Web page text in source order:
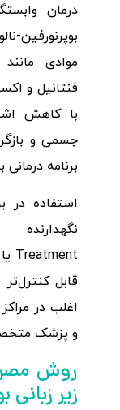
درمان
موادی
فنتانیل و
با کاهش
جسمی و
برنامه
قابل
اغلب در
و پزشک
روش
زیر